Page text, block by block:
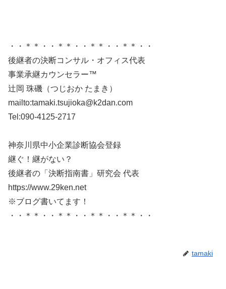
・・＊＊・・＊＊・・＊＊・・＊＊・・
後継者の決断コンサル・オフィス代表
事業承継カウンセラー™
辻岡 珠磯（つじおか たまき）
mailto:tamaki.tsujioka@k2dan.com
Tel:090-4125-2717
神奈川県中小企業診断協会登録
継ぐ！継がない？
後継者の「決断指南書」研究会 代表
https://www.29ken.net
※ブログ書いてます！
・・＊＊・・＊＊・・＊＊・・＊＊・・
tamaki